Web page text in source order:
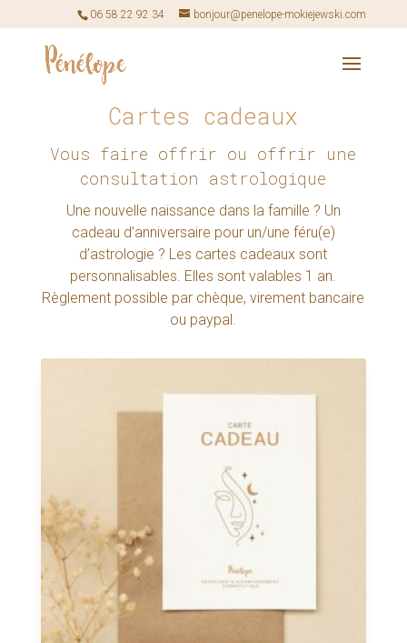
06 58 22 92 34 bonjour@penelope-mokiejewski.com
Cartes cadeaux
Vous faire offrir ou offrir une
consultation astrologique
Une nouvelle naissance dans la famille ? Un
cadeau d’anniversaire pour un/une féru(e)
d’astrologie ? Les cartes cadeaux sont
personnalisables. Elles sont valables 1 an.
Règlement possible par chèque, virement bancaire
ou paypal.